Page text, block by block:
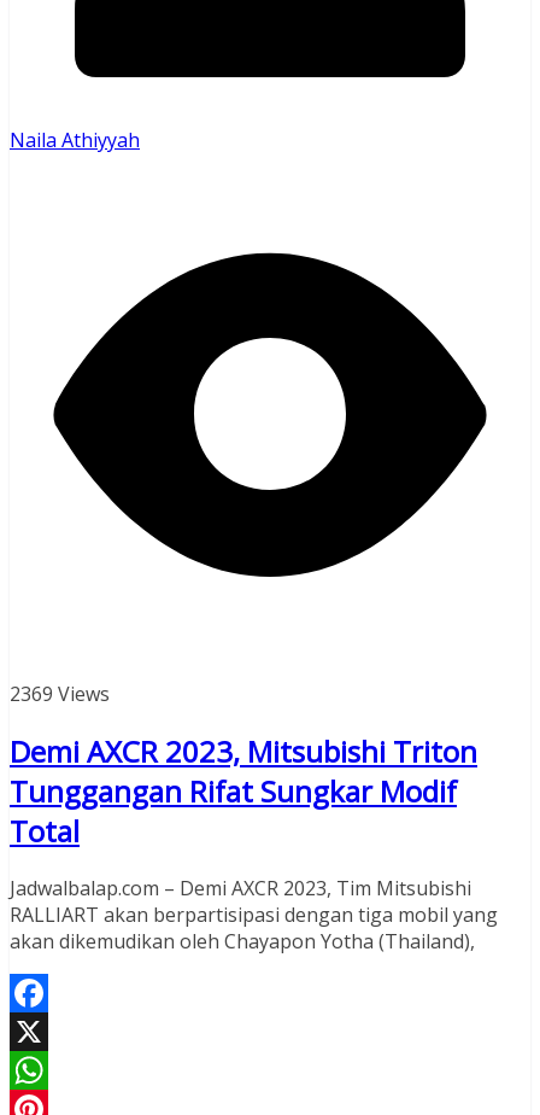
Naila Athiyyah
2369 Views
Demi AXCR 2023, Mitsubishi Triton
Tunggangan Rifat Sungkar Modif
Total
Jadwalbalap.com – Demi AXCR 2023, Tim Mitsubishi
RALLIART akan berpartisipasi dengan tiga mobil yang
akan dikemudikan oleh Chayapon Yotha (Thailand),
Facebook
X
WhatsApp